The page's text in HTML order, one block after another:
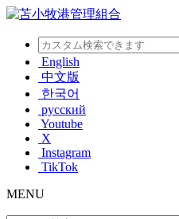
English
中文版
한국어
русский
Youtube
X
Instagram
TikTok
MENU